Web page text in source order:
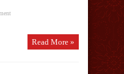
Read More »